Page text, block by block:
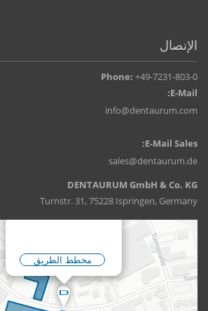
الإتصال
Phone: +49-7231-803-0
E-Mail:
info@dentaurum.com
E-Mail Sales:
sales@dentaurum.de
DENTAURUM GmbH & Co. KG
Turnstr. 31, 75228 Ispringen, Germany